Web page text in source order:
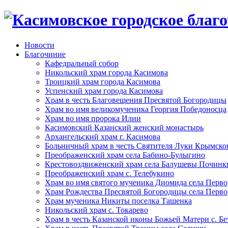
Новости
Благочиние
Кафедральный собор
Никольский храм города Касимова
Троицкий храм города Касимова
Успенский храм города Касимова
Храм в честь Благовещения Пресвятой Богородицы
Храм во имя великомученика Георгия Победоносца
Храм во имя пророка Илии
Касимовский Казанский женский монастырь
Архангельский храм г. Касимова
Больничный храм в честь Святителя Луки
Преображенский храм села Бабино-Булыгино
Крестовоздвиженский храм села Балушевы
Преображенский храм с. Телебукино
Храм во имя святого мученика Диомида села Перво
Храм Рождества Пресвятой Богородицы села Перво
Храм мученика Никиты поселка Ташенка
Никольский храм с. Токарево
Храм в честь Казанской иконы Божьей Матери с.